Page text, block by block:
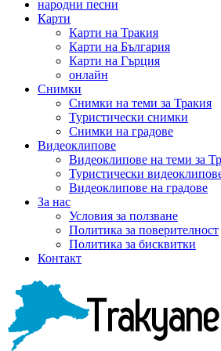
народни песни
Карти
Карти на Тракия
Карти на България
Карти на Гърция
онлайн
Снимки
Снимки на теми за Тракия
Туристически снимки
Снимки на градове
Видеоклипове
Видеоклипове на теми за
Туристически
Видеоклипове на градове
За нас
Условия за ползване
Политика за поверителност
Политика за бисквитки
Контакт